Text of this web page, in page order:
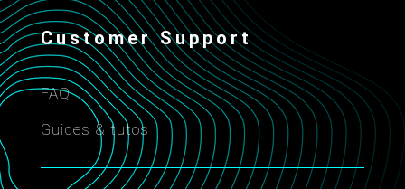
Customer Support
FAQ
Guides & tutos